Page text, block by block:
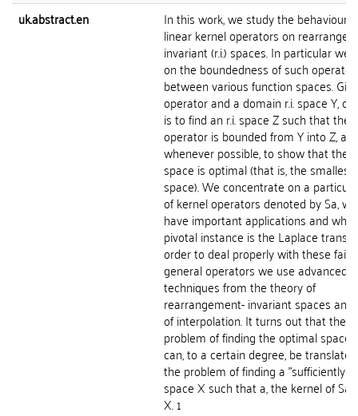
uk.abstract.en
In this work, we study the behaviour
linear kernel operators on rearrange-
invariant (r.i.) spaces. In particular we
on the boundedness of such
between various function spaces.
operator and a domain r.i. space Y,
is to find an r.i. space Z such that the
operator is bounded from Y into Z,
whenever possible, to show that the
space is optimal (that is, the smallest
space). We concentrate on a
of kernel operators denoted by Sa,
have important applications and
pivotal instance is the Laplace
order to deal properly with these fairly
general operators we use advanced
techniques from the theory of
rearrangement- invariant spaces
of interpolation. It turns out that the
problem of finding the optimal space
can, to a certain degree, be
the problem of finding a "sufficiently
space X such that a, the kernel of Sa,
X. 1